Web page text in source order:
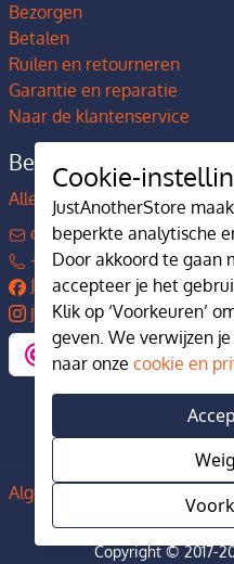
Bezorgen
Betalen
Ruilen en retourneren
Garantie en reparatie
Naar de klantenservice
Bedrijfsgegevens
Alles over JustAnotherStore
+31 73 644 7405
JustAnotherStore
justanotherstore.nl
Algemene voorwaarden
Copyright © 2017-
Cookie-
JustAnotherStore
beperkte analytische
Door akkoord te gaan
accepteer je het
Klik op ‘Voorkeuren’
geven. We verwijzen
naar onze cookie en